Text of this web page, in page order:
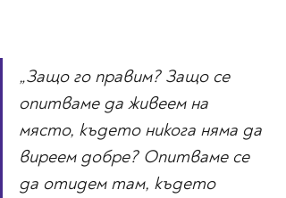
„Защо го правим? Защо се
опитваме да живеем на
място, където никога няма да
виреем добре? Опитваме се
да отидем там, където